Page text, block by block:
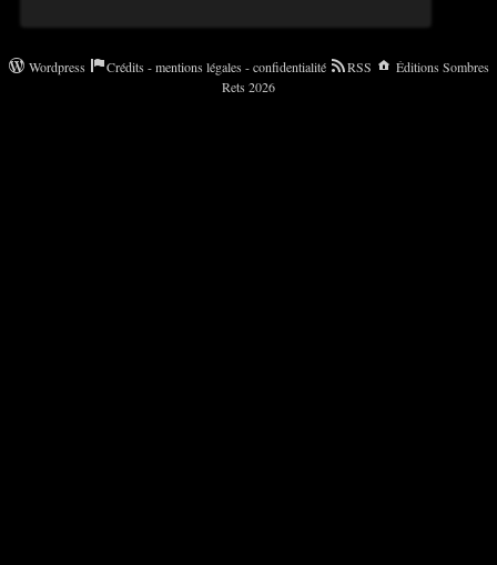
Wordpress Crédits - mentions légales - confidentialité RSS
Éditions Sombres
Rets 2026